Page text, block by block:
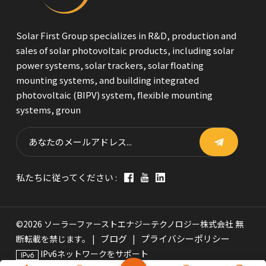
Solar First Group specializes in R&D, production and
sales of solar photovoltaic products, including solar
power systems, solar trackers, solar floating
mounting systems, and building integrated
photovoltaic (BIPV) system, flexible mounting
systems, groun
私たちに従ってください :
©2026 ソーラーファーストエナジーテクノロジー株式会社 無
断転載を禁じます。 |
ブログ プライバシーポリシー
IPv6ネットワークをサポート